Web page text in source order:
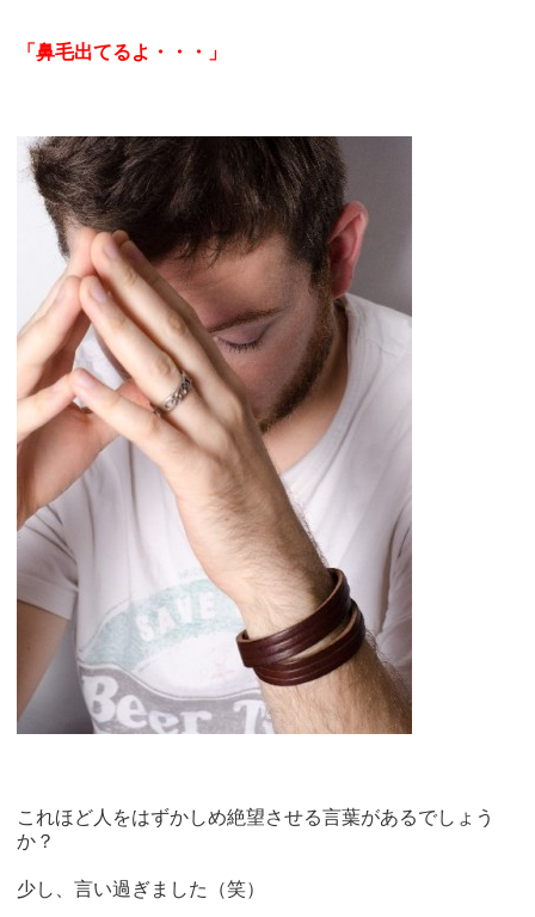
「鼻毛出てるよ・・・」
これほど人をはずかしめ絶望させる言葉があるでしょう
か？
少し、言い過ぎました（笑）